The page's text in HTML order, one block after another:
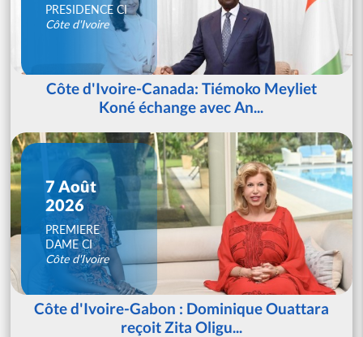
PRESIDENCE CI
Côte d'Ivoire
Côte d'Ivoire-Canada: Tiémoko Meyliet
Koné échange avec An...
7 Août
2026
PREMIERE
DAME CI
Côte d'Ivoire
Côte d'Ivoire-Gabon : Dominique Ouattara
reçoit Zita Oligu...